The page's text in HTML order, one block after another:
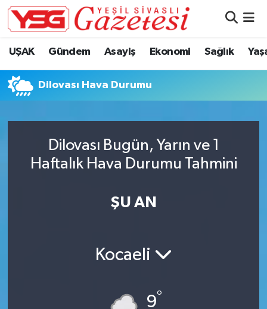
UŞAK Gündem Asayiş Ekonomi Sağlık
Dilovası Hava Durumu
Dilovası Bugün, Yarın ve 1
Haftalık Hava Durumu Tahmini
ŞU AN
Kocaeli
9°
Süper Lig Puan Durumu ve Fikstür